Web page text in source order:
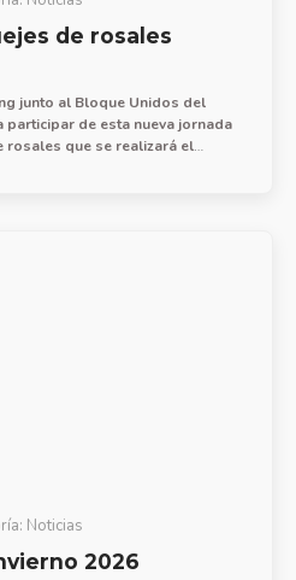
de rosales
junto al Bloque Unidos del
participar de esta nueva jornada
rosales que se realizará el
Noticias
2026